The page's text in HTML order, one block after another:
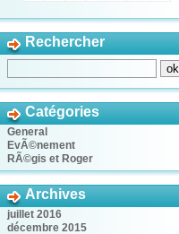
Rechercher
Catégories
General
EvÃ©nement
RÃ©gis et Roger
Archives
juillet 2016
décembre 2015